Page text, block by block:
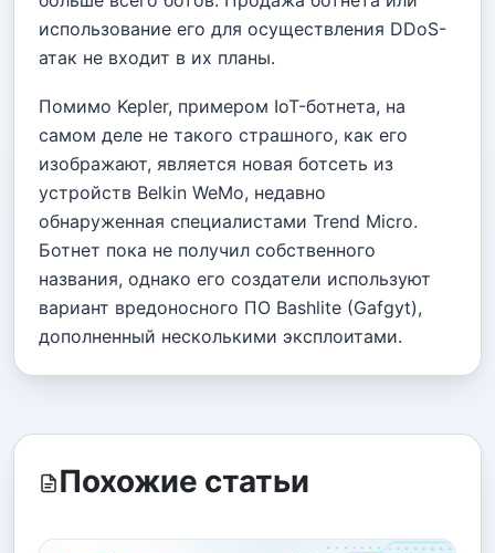
использование его для осуществления DDoS-
атак не входит в их планы.
Помимо Kepler, примером IoT-ботнета, на
самом деле не такого страшного, как его
изображают, является новая ботсеть из
устройств Belkin WeMo, недавно
обнаруженная специалистами Trend Micro.
Ботнет пока не получил собственного
названия, однако его создатели используют
вариант вредоносного ПО Bashlite (Gafgyt),
дополненный несколькими эксплоитами.
Похожие статьи